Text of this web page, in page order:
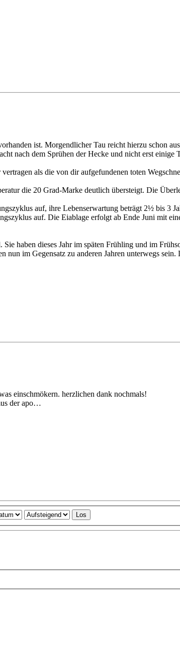
ist. Morgendlicher Tau reicht hierzu schon
nach dem Sprühen der Hecke und nicht erst einige
als die von dir aufgefundenen toten
die 20 Grad-Marke deutlich übersteigt. Die
auf, ihre Lebenserwartung beträgt 2½ bis 3
auf. Die Eiablage erfolgt ab Ende Juni mit
haben dieses Jahr im späten Frühling und im
nun im Gegensatz zu anderen Jahren unterwegs
einschmökern. herzlichen dank nochmals!
der apo…